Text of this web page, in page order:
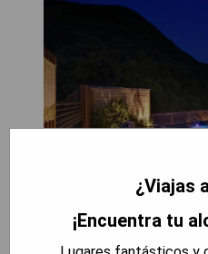
El Hotel Asaya, un
¿Viajas
¡Encuentra tu